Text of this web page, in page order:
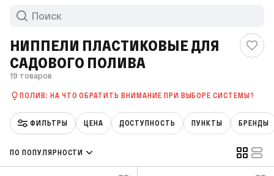
НИППЕЛИ ПЛАСТИКОВЫЕ ДЛЯ
САДОВОГО ПОЛИВА
19 товаров
ПОЛИВ: НА ЧТО ОБРАТИТЬ ВНИМАНИЕ ПРИ ВЫБОРЕ СИСТЕМЫ?
ФИЛЬТРЫ ЦЕНА ДОСТУПНОСТЬ ПУНКТЫ БРЕНДЫ
ПО ПОПУЛЯРНОСТИ